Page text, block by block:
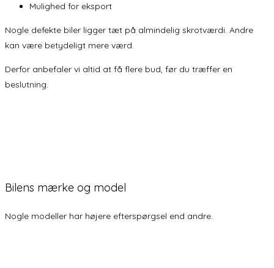
Mulighed for eksport
Nogle defekte biler ligger tæt på almindelig skrotværdi. Andre
kan være betydeligt mere værd.
Derfor anbefaler vi altid at få flere bud, før du træffer en
beslutning.
Bilens mærke og model
Nogle modeller har højere efterspørgsel end andre.